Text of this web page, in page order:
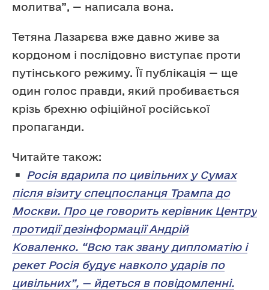
молитва”, — написала вона.
Тетяна Лазарєва вже давно живе за
кордоном і послідовно виступає проти
путінського режиму. Її публікація — ще
один голос правди, який пробивається
крізь брехню офіційної російської
пропаганди.
Читайте також:
Росія вдарила по цивільних у Сумах
після візиту спецпосланця Трампа до
Москви. Про це говорить керівник Центру
протидії дезінформації Андрій
Коваленко. “Всю так звану дипломатію і
рекет Росія будує навколо ударів по
цивільних”, — йдеться в повідомленні.